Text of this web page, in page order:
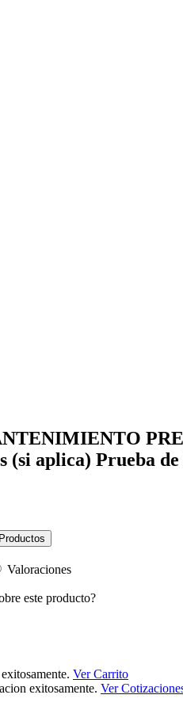
(si aplica) Prueba
Valoraciones
este producto?
Ver Carrito
exitosamente. Ver